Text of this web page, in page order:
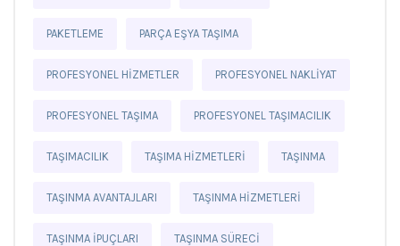
PAKETLEME PARÇA EŞYA TAŞIMA
PROFESYONEL HIZMETLER PROFESYONEL NAKLIYAT
PROFESYONEL TAŞIMA PROFESYONEL TAŞIMACILIK
TAŞIMACILIK TAŞIMA HIZMETLERI TAŞINMA
TAŞINMA AVANTAJLARI TAŞINMA HIZMETLERI
TAŞINMA IPUÇLARI TAŞINMA SÜRECI